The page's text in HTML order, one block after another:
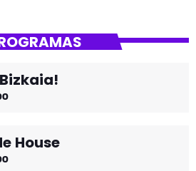
House